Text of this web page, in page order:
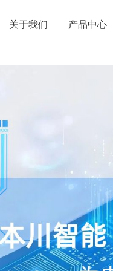
关于我们 产品中心